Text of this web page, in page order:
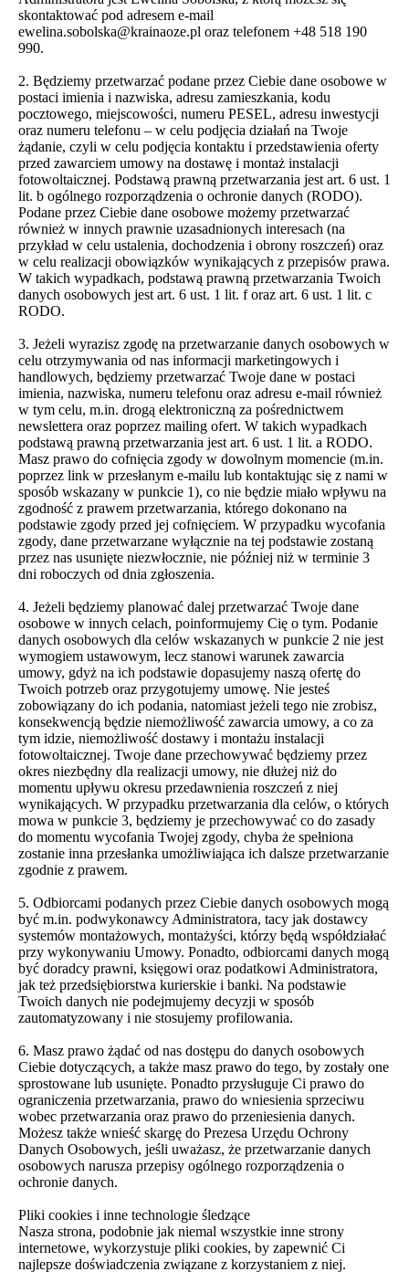
skontaktować pod adresem e-mail
ewelina.sobolska@krainaoze.pl oraz telefonem +48 518 190
990.
2. Będziemy przetwarzać podane przez Ciebie dane osobowe w
postaci imienia i nazwiska, adresu zamieszkania, kodu
pocztowego, miejscowości, numeru PESEL, adresu inwestycji
oraz numeru telefonu – w celu podjęcia działań na Twoje
żądanie, czyli w celu podjęcia kontaktu i przedstawienia oferty
przed zawarciem umowy na dostawę i montaż instalacji
fotowoltaicznej. Podstawą prawną przetwarzania jest art. 6 ust. 1
lit. b ogólnego rozporządzenia o ochronie danych (RODO).
Podane przez Ciebie dane osobowe możemy przetwarzać
również w innych prawnie uzasadnionych interesach (na
przykład w celu ustalenia, dochodzenia i obrony roszczeń) oraz
w celu realizacji obowiązków wynikających z przepisów prawa.
W takich wypadkach, podstawą prawną przetwarzania Twoich
danych osobowych jest art. 6 ust. 1 lit. f oraz art. 6 ust. 1 lit. c
RODO.
3. Jeżeli wyrazisz zgodę na przetwarzanie danych osobowych w
celu otrzymywania od nas informacji marketingowych i
handlowych, będziemy przetwarzać Twoje dane w postaci
imienia, nazwiska, numeru telefonu oraz adresu e-mail również
w tym celu, m.in. drogą elektroniczną za pośrednictwem
newslettera oraz poprzez mailing ofert. W takich wypadkach
podstawą prawną przetwarzania jest art. 6 ust. 1 lit. a RODO.
Masz prawo do cofnięcia zgody w dowolnym momencie (m.in.
poprzez link w przesłanym e-mailu lub kontaktując się z nami w
sposób wskazany w punkcie 1), co nie będzie miało wpływu na
zgodność z prawem przetwarzania, którego dokonano na
podstawie zgody przed jej cofnięciem. W przypadku wycofania
zgody, dane przetwarzane wyłącznie na tej podstawie zostaną
przez nas usunięte niezwłocznie, nie później niż w terminie 3
dni roboczych od dnia zgłoszenia.
4. Jeżeli będziemy planować dalej przetwarzać Twoje dane
osobowe w innych celach, poinformujemy Cię o tym. Podanie
danych osobowych dla celów wskazanych w punkcie 2 nie jest
wymogiem ustawowym, lecz stanowi warunek zawarcia
umowy, gdyż na ich podstawie dopasujemy naszą ofertę do
Twoich potrzeb oraz przygotujemy umowę. Nie jesteś
zobowiązany do ich podania, natomiast jeżeli tego nie zrobisz,
konsekwencją będzie niemożliwość zawarcia umowy, a co za
tym idzie, niemożliwość dostawy i montażu instalacji
fotowoltaicznej. Twoje dane przechowywać będziemy przez
okres niezbędny dla realizacji umowy, nie dłużej niż do
momentu upływu okresu przedawnienia roszczeń z niej
wynikających. W przypadku przetwarzania dla celów, o których
mowa w punkcie 3, będziemy je przechowywać co do zasady
do momentu wycofania Twojej zgody, chyba że spełniona
zostanie inna przesłanka umożliwiająca ich dalsze przetwarzanie
zgodnie z prawem.
5. Odbiorcami podanych przez Ciebie danych osobowych mogą
być m.in. podwykonawcy Administratora, tacy jak dostawcy
systemów montażowych, montażyści, którzy będą współdziałać
przy wykonywaniu Umowy. Ponadto, odbiorcami danych mogą
być doradcy prawni, księgowi oraz podatkowi Administratora,
jak też przedsiębiorstwa kurierskie i banki. Na podstawie
Twoich danych nie podejmujemy decyzji w sposób
zautomatyzowany i nie stosujemy profilowania.
6. Masz prawo żądać od nas dostępu do danych osobowych
Ciebie dotyczących, a także masz prawo do tego, by zostały one
sprostowane lub usunięte. Ponadto przysługuje Ci prawo do
ograniczenia przetwarzania, prawo do wniesienia sprzeciwu
wobec przetwarzania oraz prawo do przeniesienia danych.
Możesz także wnieść skargę do Prezesa Urzędu Ochrony
Danych Osobowych, jeśli uważasz, że przetwarzanie danych
osobowych narusza przepisy ogólnego rozporządzenia o
ochronie danych.
Pliki cookies i inne technologie śledzące
Nasza strona, podobnie jak niemal wszystkie inne strony
internetowe, wykorzystuje pliki cookies, by zapewnić Ci
najlepsze doświadczenia związane z korzystaniem z niej.